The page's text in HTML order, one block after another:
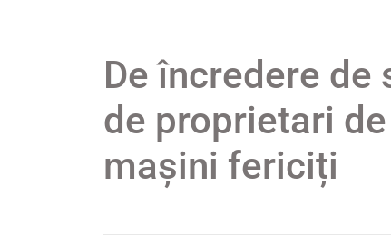
De încredere de
de proprietari de
mașini fericiți